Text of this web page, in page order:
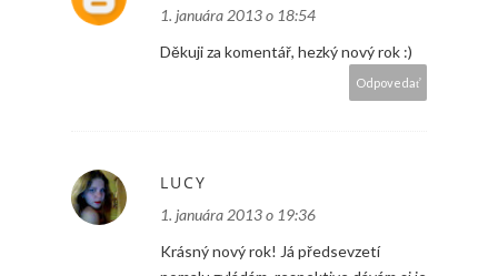
1. januára 2013 o 18:54
Děkuji za komentář, hezký nový rok :)
Odpovedať
LUCY
1. januára 2013 o 19:36
Krásný nový rok! Já předsevzetí